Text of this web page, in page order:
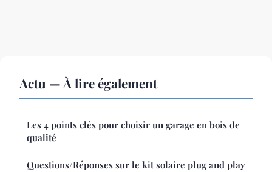
Actu — À lire également
Les 4 points clés pour choisir un garage en bois de
qualité
Questions/Réponses sur le kit solaire plug and play